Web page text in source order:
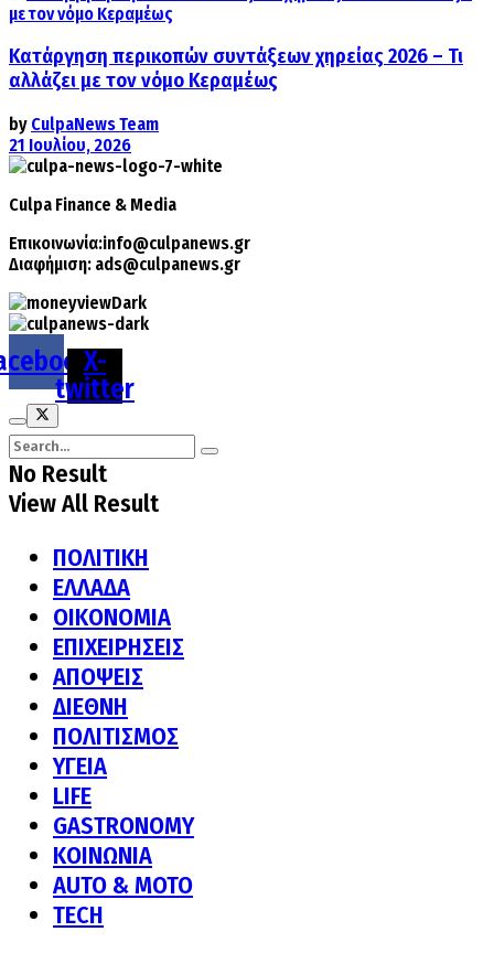
Κατάργηση περικοπών συντάξεων χηρείας 2026 – Τι
αλλάζει με τον νόμο Κεραμέως
by CulpaNews Team
21 Ιουλίου, 2026
Culpa Finance & Media
Επικοινωνία:info@culpanews.gr
Διαφήμιση: ads@culpanews.gr
X-
twitter
No Result
View All Result
ΠΟΛΙΤΙΚΗ
ΕΛΛΑΔΑ
ΟΙΚΟΝΟΜΙΑ
ΕΠΙΧΕΙΡΗΣΕΙΣ
ΑΠΟΨΕΙΣ
ΔΙΕΘΝΗ
ΠΟΛΙΤΙΣΜΟΣ
ΥΓΕΙΑ
LIFE
GASTRONOMY
ΚΟΙΝΩΝΙΑ
AUTO & MOTO
TECH